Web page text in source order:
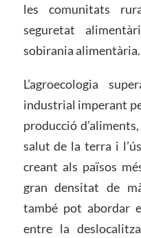
les comunitats
seguretat
sobirania alimentària.
L’agroecologia
industrial imperant
producció
salut de la terra i
creant als països
gran densitat de
també pot abordar
entre la